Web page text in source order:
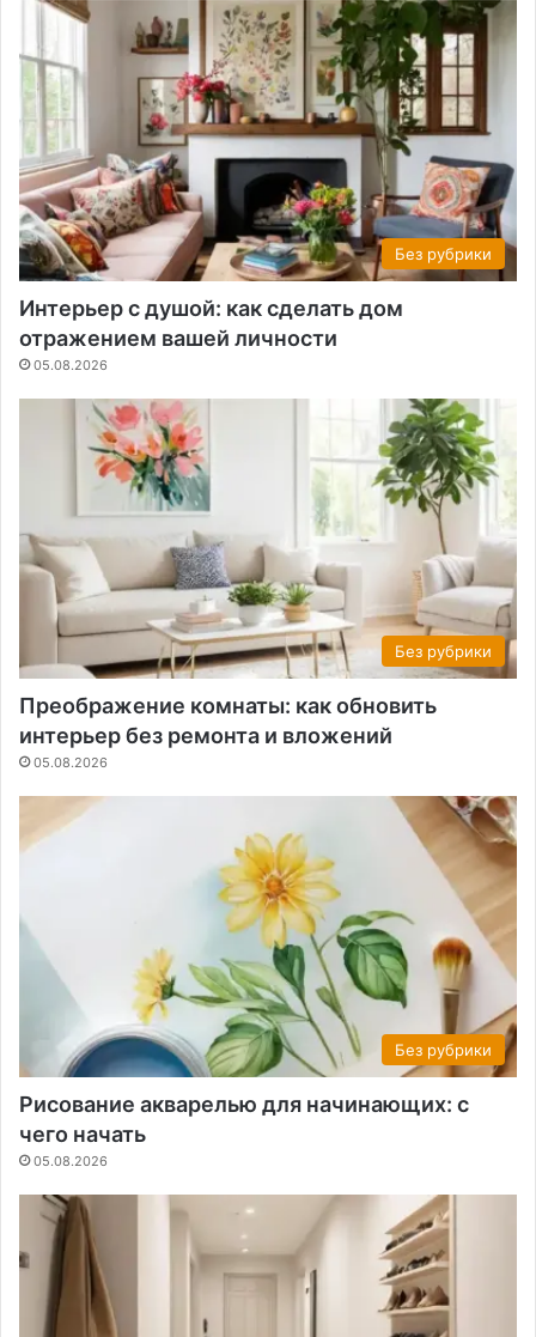
Без рубрики
Интерьер с душой: как сделать дом
отражением вашей личности
05.08.2026
Без рубрики
Преображение комнаты: как обновить
интерьер без ремонта и вложений
05.08.2026
Без рубрики
Рисование акварелью для начинающих: с
чего начать
05.08.2026